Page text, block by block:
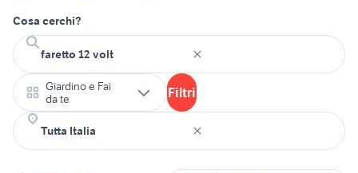
Cosa cerchi?
Giardino e Fai
da te
Filtri